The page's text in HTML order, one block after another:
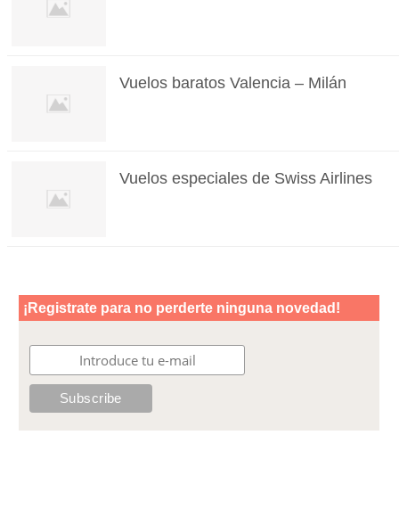
Vuelos baratos Valencia – Milán
Vuelos especiales de Swiss Airlines